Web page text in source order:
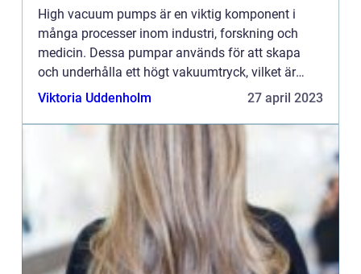
High vacuum pumps är en viktig komponent i
många processer inom industri, forskning och
medicin. Dessa pumpar används för att skapa
och underhålla ett högt vakuumtryck, vilket är
avgörande för att utf&ou...
Viktoria Uddenholm 27 april 2023